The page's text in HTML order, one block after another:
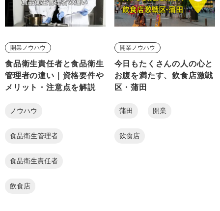
開業ノウハウ
食品衛生責任者と食品衛生
管理者の違い｜資格要件や
メリット・注意点を解説
ノウハウ
食品衛生管理者
食品衛生責任者
飲食店
開業ノウハウ
今日もたくさんの人の心と
お腹を満たす、飲食店激戦
区・蒲田
蒲田 開業
飲食店